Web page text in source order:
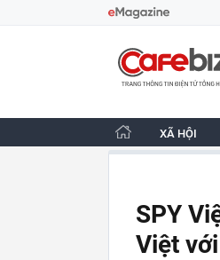
CafeBiz - Trang
XÃ HỘI
SPY
Việt